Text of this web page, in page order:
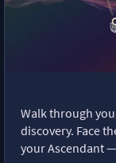
Walk through
discovery. Face
your Ascendant